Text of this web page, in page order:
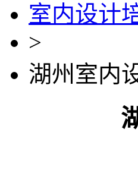
室内设计
>
湖州室内